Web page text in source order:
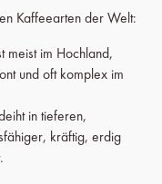
Kaffeearten der Welt:
meist im Hochland,
und oft komplex im
in tieferen,
kräftig, erdig